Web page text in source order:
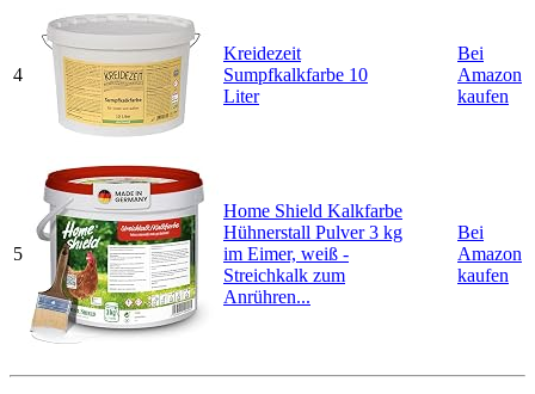
4
Kreidezeit
Sumpfkalkfarbe 10
Liter
Bei
Amazon
kaufen
5
Home Shield Kalkfarbe
Hühnerstall Pulver 3 kg
im Eimer, weiß -
Streichkalk zum
Anrühren...
Bei
Amazon
kaufen